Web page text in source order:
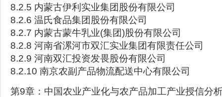
8.2.5 内蒙古伊利实业集团股份有限公司
8.2.6 温氏食品集团股份有限公司
8.2.7 内蒙古蒙牛乳业(集团)股份有限公司
8.2.8 河南省漯河市双汇实业集团有限责任公司
8.2.9 河南双汇投资发畏股份有限公司
8.2.10 南京农副产品物流配送中心有限公司
第9章：中国农业产业化与农产品加工产业授信分